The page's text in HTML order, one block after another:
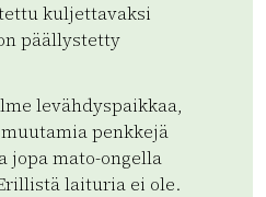
kuljettavaksi
päällystetty
levähdyspaikkaa,
penkkejä
jopa mato-ongella
laituria ei ole.